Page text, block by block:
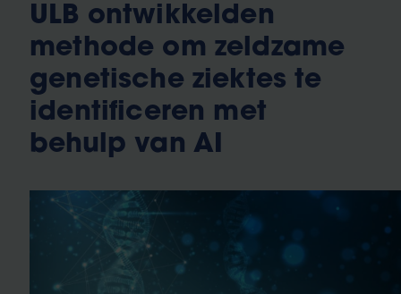
ULB ontwikkelden
methode om zeldzame
genetische ziektes te
identificeren met
behulp van AI​